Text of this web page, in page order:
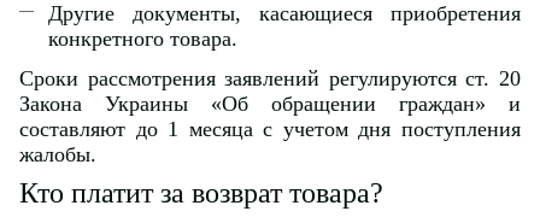
Другие документы, касающиеся приобретения
конкретного товара.
Сроки рассмотрения заявлений регулируются ст. 20
Закона Украины «Об обращении граждан» и
составляют до 1 месяца с учетом дня поступления
жалобы.
Кто платит за возврат товара?